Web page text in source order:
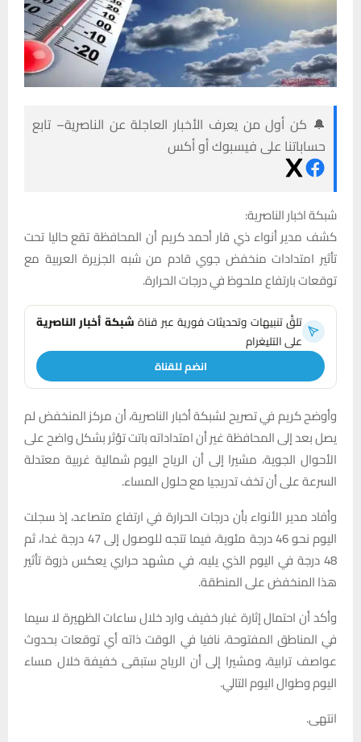
🔔 كن أول من يعرف الأخبار العاجلة عن الناصرية– تابع
حساباتنا على فيسبوك أو أكس
شبكة اخبار الناصرية:
كشف مدير أنواء ذي قار أحمد كريم أن المحافظة تقع حاليا تحت
تأثير امتدادات منخفض جوي قادم من شبه الجزيرة العربية مع
توقعات بارتفاع ملحوظ في درجات الحرارة.
تلقَّ تنبيهات وتحديثات فورية عبر قناةشبكة أخبار الناصرية
على التليغرام
انضم للقناة
وأوضح كريم في تصريح لشبكة أخبار الناصرية، أن مركز المنخفض لم
يصل بعد إلى المحافظة غير أن امتداداته باتت تؤثر بشكل واضح على
الأحوال الجوية، مشيرا إلى أن الرياح اليوم شمالية غربية معتدلة
السرعة على أن تخف تدريجيا مع حلول المساء.
وأفاد مدير الأنواء بأن درجات الحرارة في ارتفاع متصاعد، إذ سجلت
اليوم نحو 46 درجة مئوية، فيما تتجه للوصول إلى 47 درجة غدا، ثم
48 درجة في اليوم الذي يليه، في مشهد حراري يعكس ذروة تأثير
هذا المنخفض على المنطقة.
وأكد أن احتمال إثارة غبار خفيف وارد خلال ساعات الظهيرة لا سيما
في المناطق المفتوحة، نافيا في الوقت ذاته أي توقعات بحدوث
عواصف ترابية، ومشيرا إلى أن الرياح ستبقى خفيفة خلال مساء
اليوم وطوال اليوم التالي.
انتهى.